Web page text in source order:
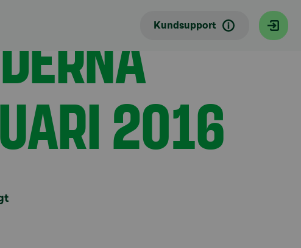
Kundsupport
2016